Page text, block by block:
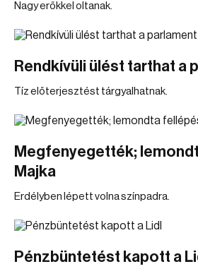
Nagy erőkkel oltanak.
Rendkívüli ülést tarthat a
Tíz előterjesztést tárgyalhatnak.
Megfenyegették;
Majka
Erdélyben lépett volna színpadra.
Pénzbüntetést kapott a